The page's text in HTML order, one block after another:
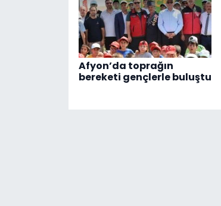
Afyon’da toprağın
bereketi gençlerle buluştu